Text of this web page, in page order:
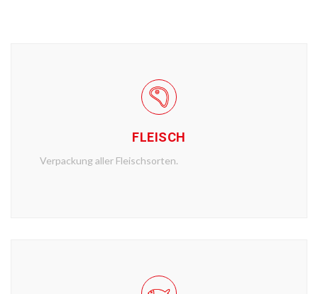
FLEISCH
Verpackung aller Fleischsorten.